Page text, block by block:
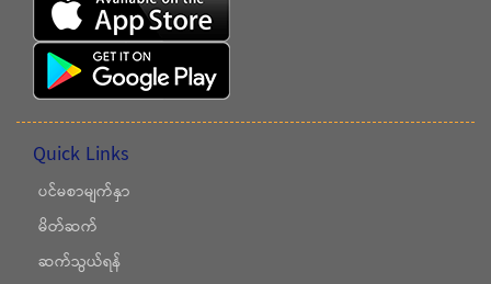
Quick Links
ပင်မစာမျက်နှာ
မိတ်ဆက်
ဆက်သွယ်ရန်